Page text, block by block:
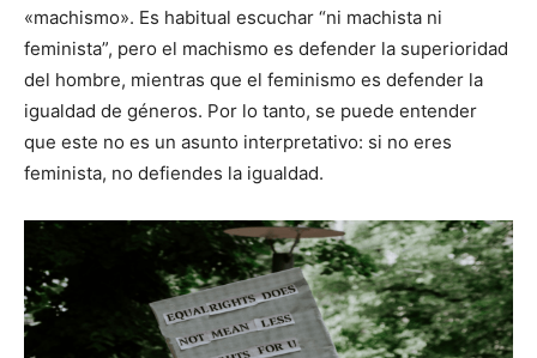
«machismo». Es habitual escuchar “ni machista ni
feminista”, pero el machismo es defender la superioridad
del hombre, mientras que el feminismo es defender la
igualdad de géneros. Por lo tanto, se puede entender
que este no es un asunto interpretativo: si no eres
feminista, no defiendes la igualdad.